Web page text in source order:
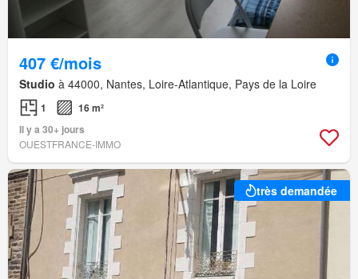
407 €/mois
Studio à 44000, Nantes, Loire-Atlantique, Pays de la Loire
1
16 m²
Il y a 30+ jours
OUESTFRANCE-IMMO
très demandée